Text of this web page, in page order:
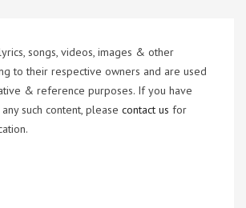
songs, videos, images & other
to their respective owners and are used
& reference purposes. If you have
such content, please contact us for